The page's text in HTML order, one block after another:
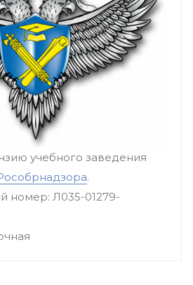
учебного заведения
.
номер: Л035-01279-